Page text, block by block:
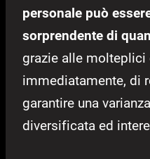
personale può
sorprendente di
grazie alle
immediatamente, di
garantire una
diversificata ed